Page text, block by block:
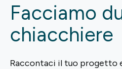
Facciamo
chiacchiere
Raccontaci il tuo progetto